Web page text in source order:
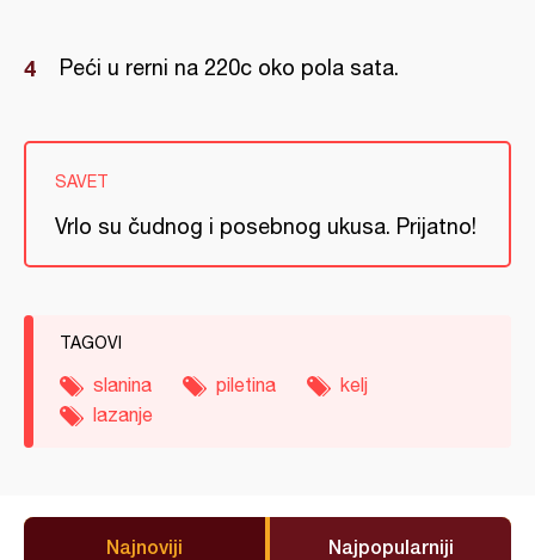
Peći u rerni na 220c oko pola sata.
SAVET
Vrlo su čudnog i posebnog ukusa. Prijatno!
TAGOVI
slanina piletina
kelj
lazanje
Najnoviji Najpopularniji